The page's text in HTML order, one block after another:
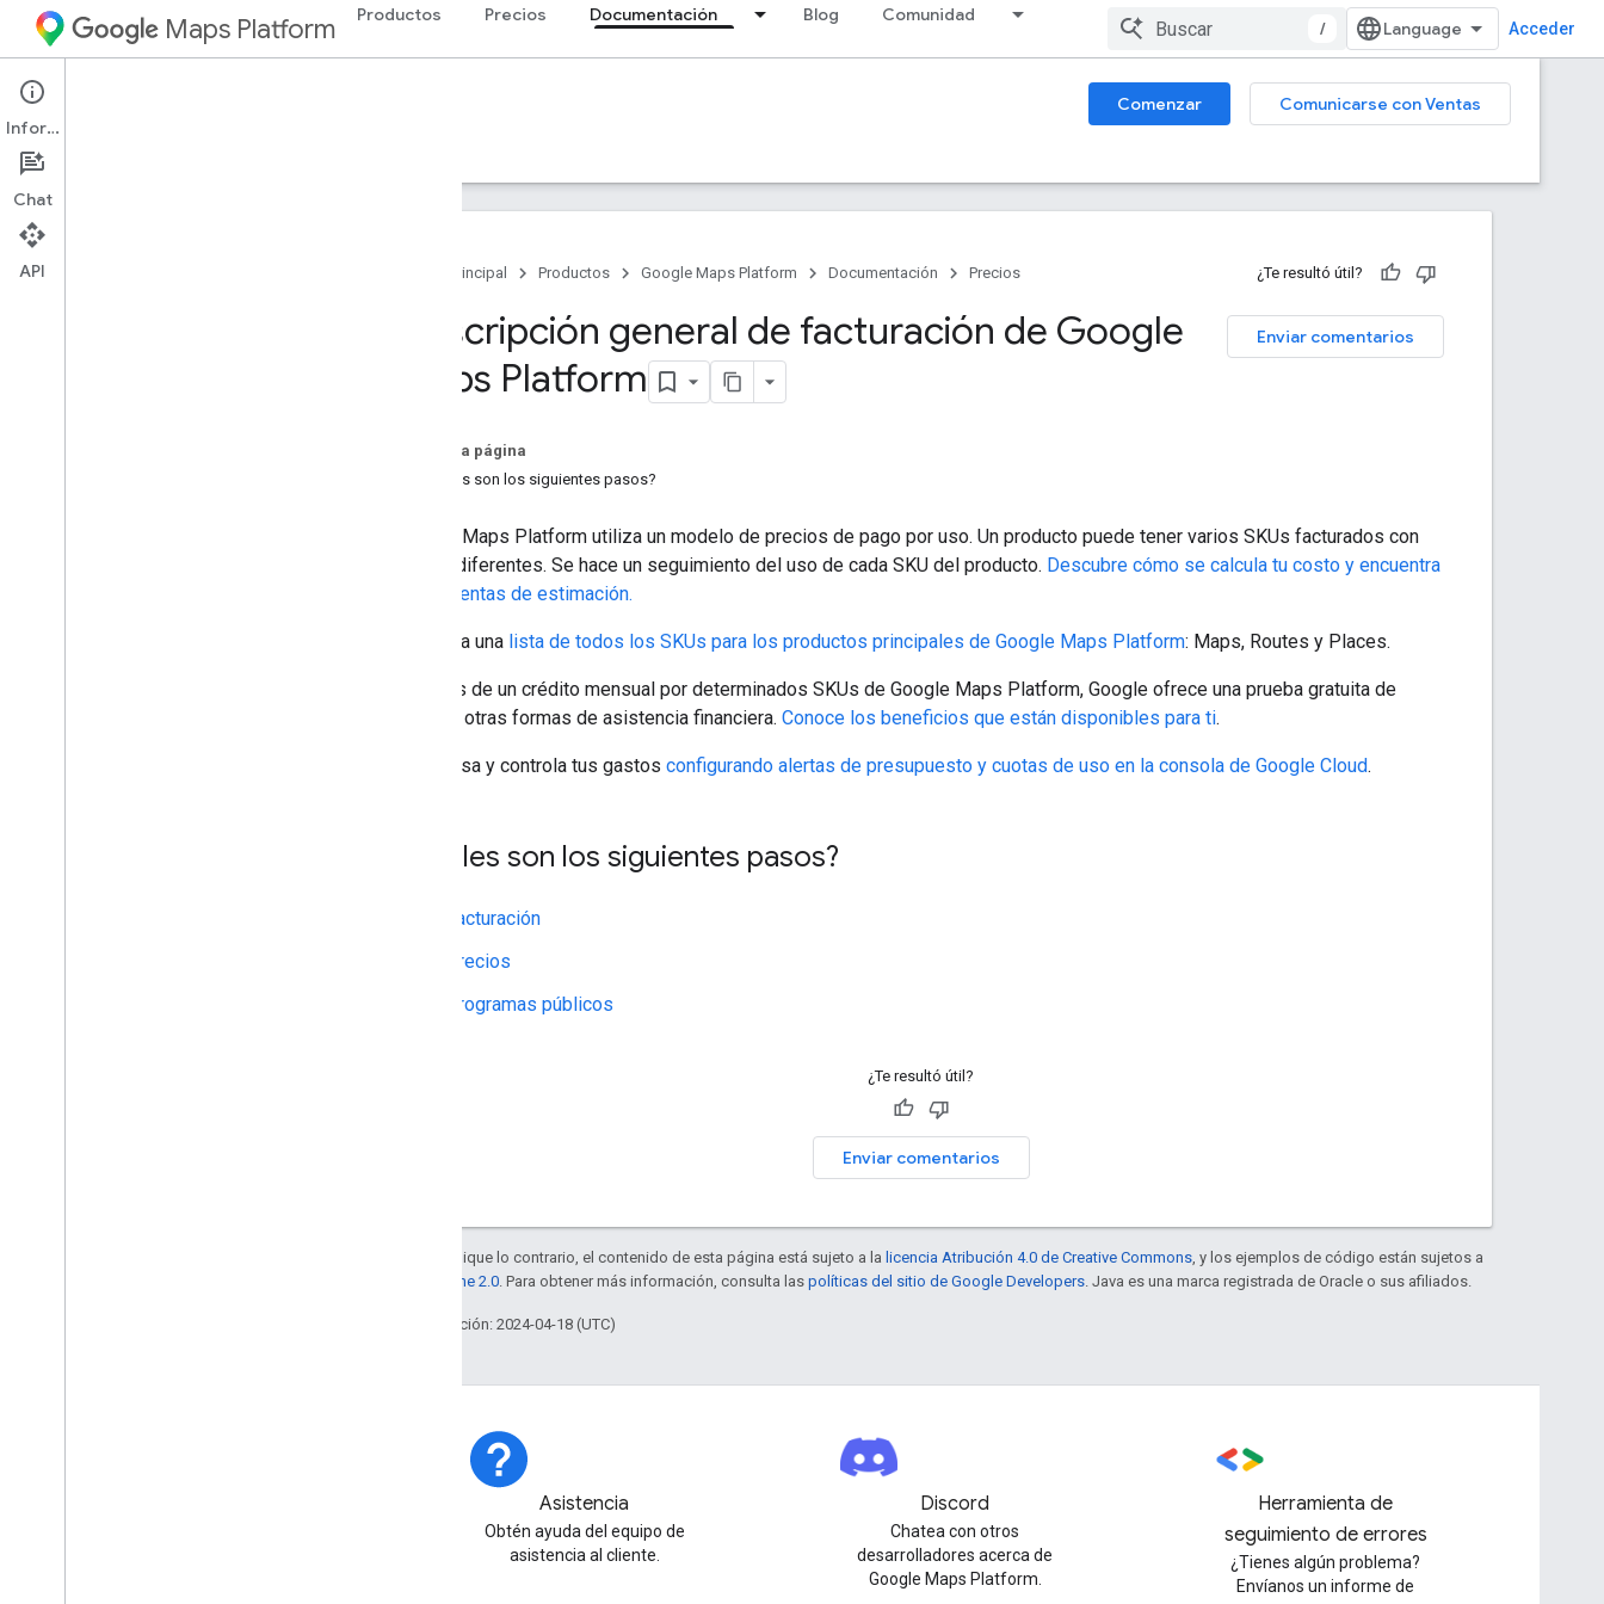
Maps Platform Productos Precios Documentación Blog Comunidad
/ Acceder
Documentación Comenzar
Comunicarse con Ventas
Precios
Página principal Productos Google Maps Platform Documentación Precios ¿Te resultó útil?
Enviar comentarios
Descripción general de facturación de Google
Maps Platform
En esta página
¿Cuáles son los siguientes pasos?
Google Maps Platform utiliza un modelo de precios de pago por uso. Un producto puede tener varios SKUs facturados con
tarifas diferentes. Se hace un seguimiento del uso de cada SKU del producto. Descubre cómo se calcula tu costo y encuentra
herramientas de estimación.
Consulta una lista de todos los SKUs para los productos principales de Google Maps Platform: Maps, Routes y Places.
Además de un crédito mensual por determinados SKUs de Google Maps Platform, Google ofrece una prueba gratuita de
Cloud y otras formas de asistencia financiera. Conoce los beneficios que están disponibles para ti.
Supervisa y controla tus gastos configurando alertas de presupuesto y cuotas de uso en la consola de Google Cloud.
¿Cuáles son los siguientes pasos?
Facturación
Precios
Programas públicos
¿Te resultó útil?
Enviar comentarios
Salvo que se indique lo contrario, el contenido de esta página está sujeto a la licencia Atribución 4.0 de Creative Commons , y los ejemplos de código están sujetos a
licencia Apache 2.0 . Para obtener más información, consulta las políticas del sitio de Google Developers . Java es una marca registrada de Oracle o sus afiliados.
Última actualización: 2024-04-18 (UTC)
Asistencia
Obtén ayuda del equipo de
asistencia al cliente.
Discord
Chatea con otros
desarrolladores acerca de
Google Maps Platform.
Herramienta de
seguimiento de errores
¿Tienes algún problema?
Envíanos un informe de
Información
Chat
API